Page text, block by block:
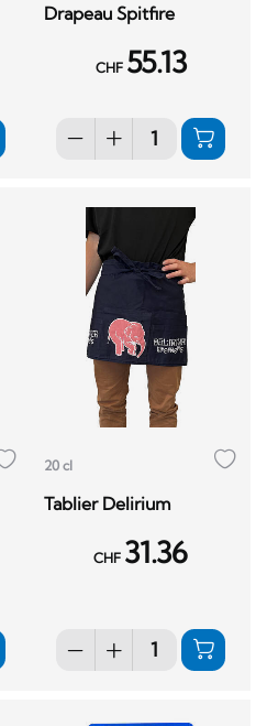
Drapeau Spitfire
CHF 55.13
20 cl
Tablier Delirium
CHF 31.36